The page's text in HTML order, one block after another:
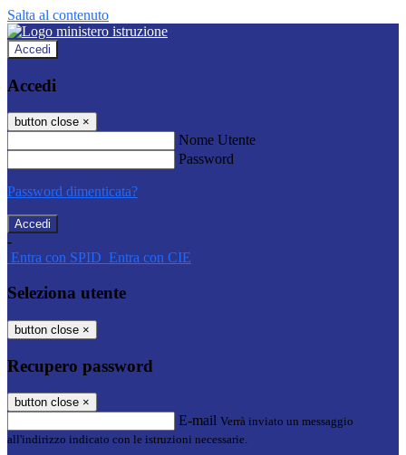
Salta al contenuto
Accedi
Accedi
button close ×
Nome Utente
Password
Password dimenticata?
-
Entra con SPID Entra con CIE
Seleziona utente
button close ×
Recupero password
button close ×
E-mail Verrà inviato un messaggio
all'indirizzo indicato con le istruzioni necessarie.